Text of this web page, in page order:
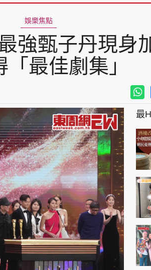
娛樂焦點
強甄子丹現身
最佳劇集」
最